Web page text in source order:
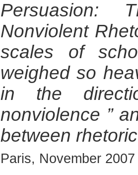
Persuasion:
Nonviolent
scales of
weighed so
in the
nonviolence ”
between
Paris, November 2007